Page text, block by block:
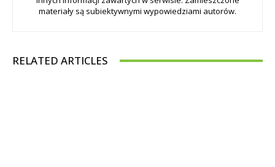
materiały są subiektywnymi wypowiedziami autorów.
RELATED ARTICLES